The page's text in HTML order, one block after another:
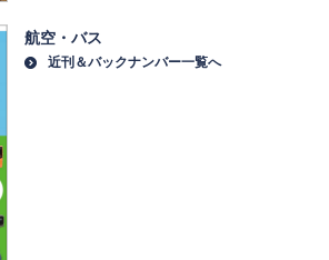
航空・バス
近刊＆バックナンバー一覧へ